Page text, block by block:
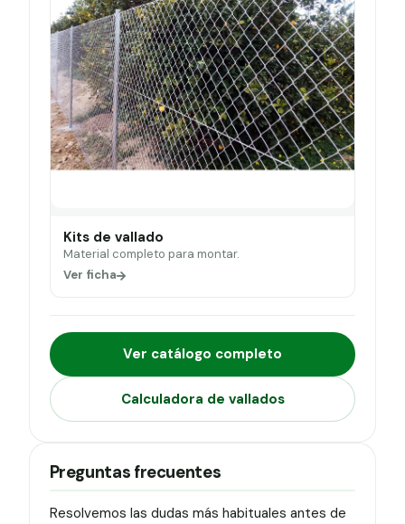
Kits de vallado
Material completo para montar.
Ver ficha
Ver catálogo completo
Calculadora de vallados
Preguntas frecuentes
Resolvemos las dudas más habituales antes de